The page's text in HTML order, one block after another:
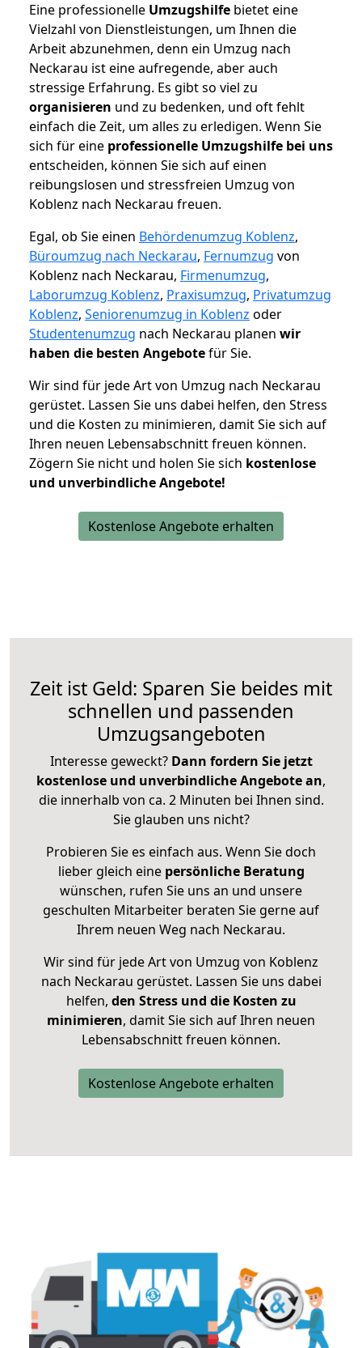
Eine professionelle Umzugshilfe bietet eine
Vielzahl von Dienstleistungen, um Ihnen die
Arbeit abzunehmen, denn ein Umzug nach
Neckarau ist eine aufregende, aber auch
stressige Erfahrung. Es gibt so viel zu
organisieren und zu bedenken, und oft fehlt
einfach die Zeit, um alles zu erledigen. Wenn Sie
sich für eine professionelle Umzugshilfe bei uns
entscheiden, können Sie sich auf einen
reibungslosen und stressfreien Umzug von
Koblenz nach Neckarau freuen.
Egal, ob Sie einen Behördenumzug Koblenz,
Büroumzug nach Neckarau, Fernumzug von
Koblenz nach Neckarau, Firmenumzug,
Laborumzug Koblenz, Praxisumzug, Privatumzug
Koblenz, Seniorenumzug in Koblenz oder
Studentenumzug nach Neckarau planen wir
haben die besten Angebotefür Sie.
Wir sind für jede Art von Umzug nach Neckarau
gerüstet. Lassen Sie uns dabei helfen, den Stress
und die Kosten zu minimieren, damit Sie sich auf
Ihren neuen Lebensabschnitt freuen können.
Zögern Sie nicht und holen Sie sich kostenlose
und unverbindliche Angebote!
Kostenlose Angebote erhalten
Zeit ist Geld: Sparen Sie beides mit
schnellen und passenden
Umzugsangeboten
Interesse geweckt? Dann fordern Sie jetzt
kostenlose und unverbindliche Angebote an,
die innerhalb von ca. 2 Minuten bei Ihnen sind.
Sie glauben uns nicht?
Probieren Sie es einfach aus. Wenn Sie doch
lieber gleich eine persönliche Beratung
wünschen, rufen Sie uns an und unsere
geschulten Mitarbeiter beraten Sie gerne auf
Ihrem neuen Weg nach Neckarau.
Wir sind für jede Art von Umzug von Koblenz
nach Neckarau gerüstet. Lassen Sie uns dabei
helfen, den Stress und die Kosten zu
minimieren, damit Sie sich auf Ihren neuen
Lebensabschnitt freuen können.
Kostenlose Angebote erhalten